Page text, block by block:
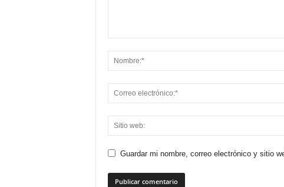
Guardar mi nombre, correo electrónico y sitio